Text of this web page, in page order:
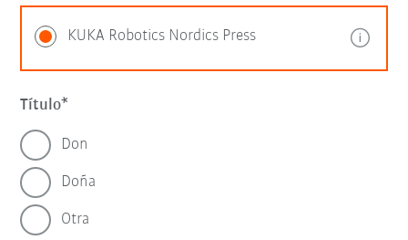
KUKA Robotics Nordics Press
Título
Don
Doña
Otra